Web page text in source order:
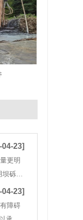
04-23]
更明
砾职
含
04-23]
障碍